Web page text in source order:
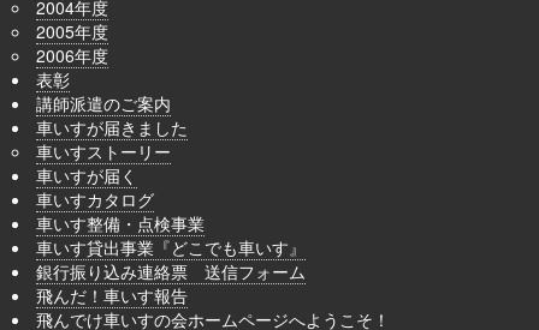
2004年度
2005年度
2006年度
表彰
講師派遣のご案内
車いすが届きました
車いすストーリー
車いすが届く
車いすカタログ
車いす整備・点検事業
車いす貸出事業『どこでも車いす』
銀行振り込み連絡票 送信フォーム
飛んだ！車いす報告
飛んでけ車いすの会ホームページへようこそ！